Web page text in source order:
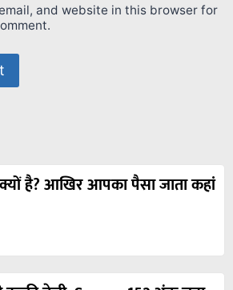
and website in this browser for
है? आखिर आपका पैसा जाता कहां